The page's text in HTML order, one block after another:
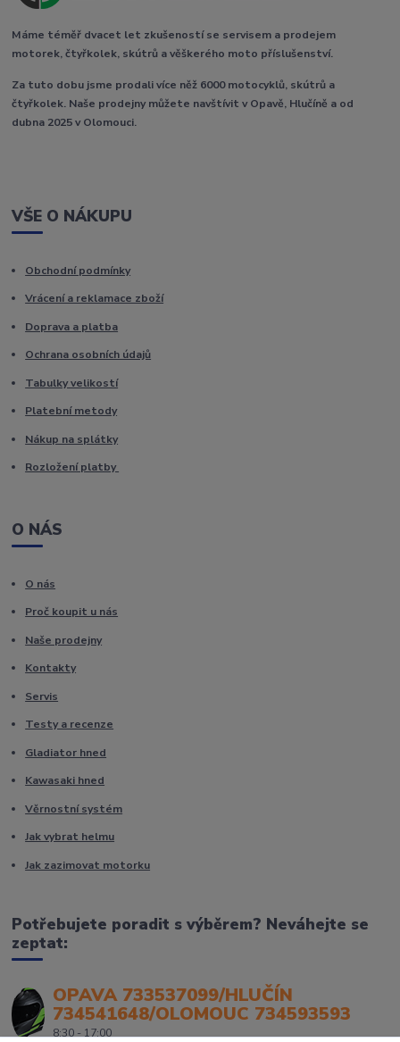
Máme téměř dvacet let zkušeností se servisem a prodejem
motorek, čtyřkolek, skútrů a věškerého moto příslušenství.
Za tuto dobu jsme prodali více něž 6000 motocyklů, skútrů a
čtyřkolek. Naše prodejny můžete navštívit v Opavě, Hlučíně a od
dubna 2025 v Olomouci.
VŠE O NÁKUPU
Obchodní podmínky
Vrácení a reklamace zboží
Doprava a platba
Ochrana osobních údajů
Tabulky velikostí
Platební metody
Nákup na splátky
Rozložení platby
O NÁS
O nás
Proč koupit u nás
Naše prodejny
Kontakty
Servis
Testy a recenze
Gladiator hned
Kawasaki hned
Věrnostní systém
Jak vybrat helmu
Jak zazimovat motorku
Potřebujete poradit s výběrem? Neváhejte se
zeptat:
OPAVA 733537099/HLUČÍN
734541648/OLOMOUC 734593593
8:30 - 17:00